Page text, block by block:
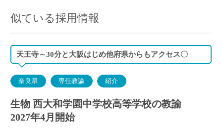
似ている採用情報
天王寺～30分と大阪はじめ他府県からもアクセス〇
奈良県 専任教諭 紹介
生物 西大和学園中学校高等学校の教諭
2027年4月開始